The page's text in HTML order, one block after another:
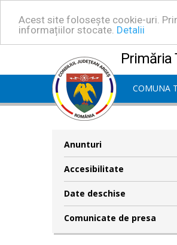
Acest site folosește cookie-uri.
informațiilor stocate. Detalii
Primăria
COMUNA
Anunturi
Accesibilitate
Date deschise
Comunicate de presa